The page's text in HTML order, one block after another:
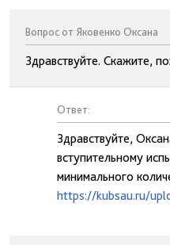
Вопрос от Яковенко Оксана
Здравствуйте. Скажите,
Ответ:
Здравствуйте,
вступительному
минимального
https://kubsau.ru/